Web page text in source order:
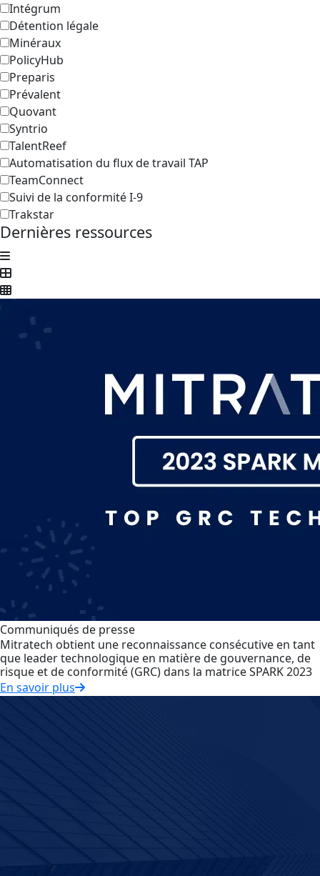
Intégrum
Détention légale
Minéraux
PolicyHub
Preparis
Prévalent
Quovant
Syntrio
TalentReef
Automatisation du flux de travail TAP
TeamConnect
Suivi de la conformité I-9
Trakstar
Dernières ressources
Communiqués de presse
Mitratech obtient une reconnaissance consécutive en tant
que leader technologique en matière de gouvernance, de
risque et de conformité (GRC) dans la matrice SPARK 2023
En savoir plus